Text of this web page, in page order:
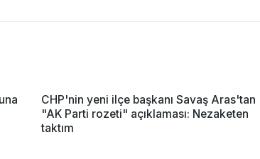
CHP'nin yeni ilçe başkanı Savaş Aras'tan
"AK Parti rozeti" açıklaması: Nezaketen
taktım